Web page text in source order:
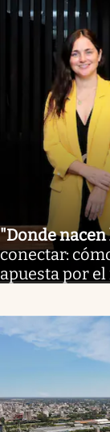
"Donde
conectar:
apuesta por